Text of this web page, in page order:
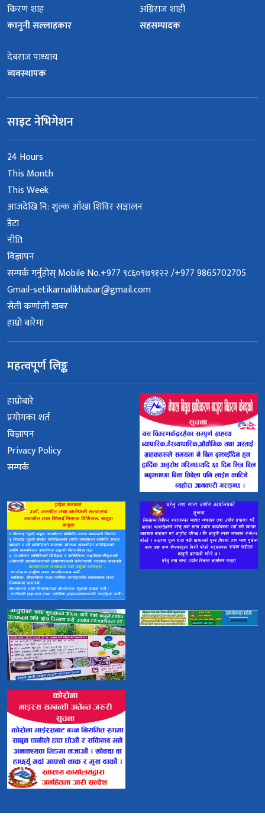
किरण शाह
कानुनी सल्लाहकार
अग्निराज शाही
सहसम्पादक
देबराज पाध्याय
व्यवस्थापक
साइट नेभिगेशन
24 Hours
This Month
This Week
आजदेखि नि: शुल्क आँखा शिविर सञ्चालन
डेटा
नीति
विज्ञापन
सम्पर्क गर्नुहोस् Mobile No.+977 ९८६०९७९१२२ /+977 9865702705
Gmail-setikarnalikhabar@gmail.com
सेती कर्णाली खबर
हाम्रो बारेमा
महत्वपूर्ण लिङ्क
हाम्रोबारे
प्रयोगका शर्त
विज्ञापन
Privacy Policy
सम्पर्क